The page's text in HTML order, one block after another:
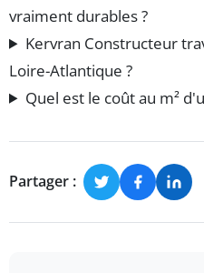
vraiment durables ?
Kervran Constructeur
Loire-Atlantique ?
Quel est le coût au m²
Partager :